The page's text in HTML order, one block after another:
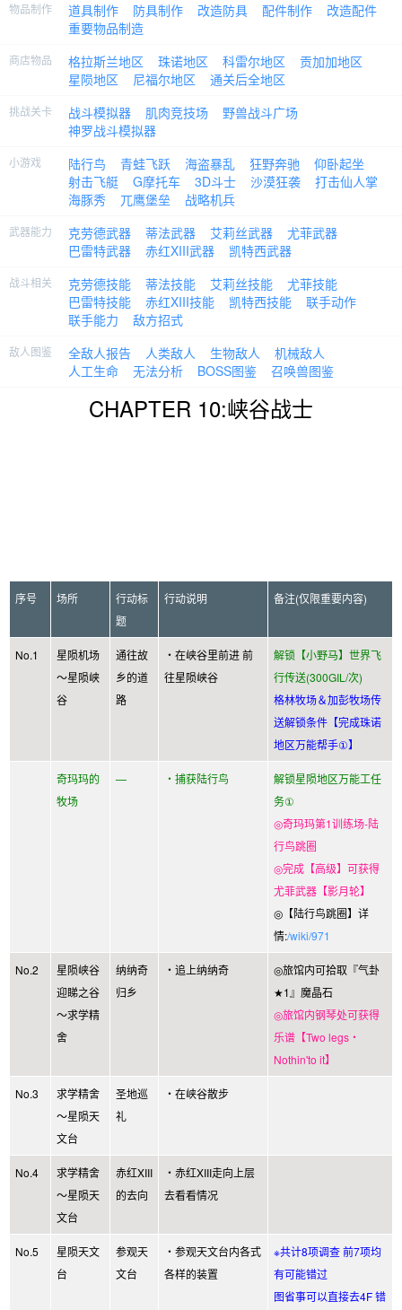
物品制作 道具制作 防具制作 改造防具 配件制作
改造配件
重要物品制造
商店物品 格拉斯兰地区 珠诺地区 科雷尔地区
贡加加地区
星陨地区
尼福尔地区 通关后全地区
挑战关卡 战斗模拟器 肌肉竞技场
野兽战斗广场
神罗战斗模拟器
小游戏 陆行鸟 青蛙飞跃 海盗暴乱 狂野奔驰
仰卧起坐
射击飞艇
G摩托车 3D斗士 沙漠狂袭
打击仙人掌
海豚秀
兀鹰堡垒 战略机兵
武器能力 克劳德武器 蒂法武器 艾莉丝武器
尤菲武器
巴雷特武器
赤红XIII武器 凯特西武器
战斗相关 克劳德技能 蒂法技能 艾莉丝技能
尤菲技能
巴雷特技能
赤红XIII技能 凯特西技能
联手动作
联手能力
敌方招式
敌人图鉴 全敌人报告 人类敌人 生物敌人
机械敌人
人工生命
无法分析 BOSS图鉴 召唤兽图鉴
CHAPTER 10:峡谷战士
序号 场所
行动标
题
行动说明 备注(仅限重要内容)
No.1
星陨机场
～星陨峡
谷
通往故
乡的道
路
・在峡谷里前进 前
往星陨峡谷
解锁【小野马】世界飞
行传送(300GIL/次)
格林牧场＆加彭牧场传
送解锁条件【完成珠诺
地区万能帮手①】
奇玛玛的
牧场
— ・捕获陆行鸟
解锁星陨地区万能工任
务①
◎奇玛玛第1训练场-陆
行鸟跳圈
◎完成【高级】可获得
尤菲武器【影月轮】
◎【陆行鸟跳圈】详
情:/wiki/971
No.2
星陨峡谷
迎睇之谷
～求学精
舍
纳纳奇
归乡
・追上纳纳奇
◎旅馆内可拾取『气卦
★1』魔晶石
◎旅馆内钢琴处可获得
乐谱【Two legs・
Nothin'to it】
No.3
求学精舍
～星陨天
文台
圣地巡
礼
・在峡谷散步
No.4
求学精舍
～星陨天
文台
赤红XIII
的去向
・赤红XIII走向上层
去看看情况
No.5
星陨天文
台
参观天
文台
・参观天文台内各式
各样的装置
※共计8项调查 前7项均
有可能错过
图省事可以直接去4F 错